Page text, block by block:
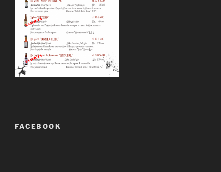
FACEBOOK